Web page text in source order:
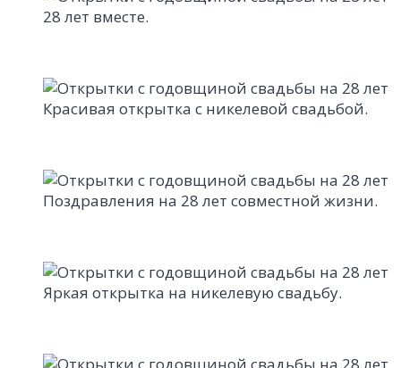
28 лет вместе.
Красивая открытка с никелевой свадьбой.
Поздравления на 28 лет совместной жизни.
Яркая открытка на никелевую свадьбу.